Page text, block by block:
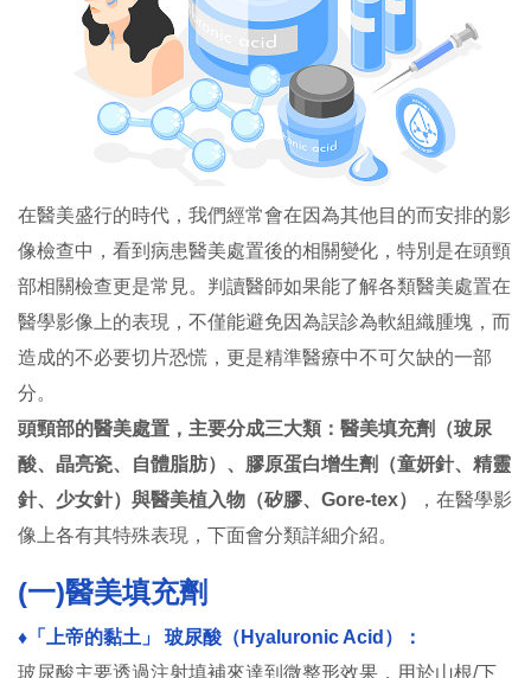
在醫美盛行的時代，我們經常會在因為其他目的而安排的影
像檢查中，看到病患醫美處置後的相關變化，特別是在頭頸
部相關檢查更是常見。判讀醫師如果能了解各類醫美處置在
醫學影像上的表現，不僅能避免因為誤診為軟組織腫塊，而
造成的不必要切片恐慌，更是精準醫療中不可欠缺的一部
分。
頭頸部的醫美處置，主要分成三大類：醫美填充劑（玻尿
酸、晶亮瓷、自體脂肪）、膠原蛋白增生劑（童妍針、精靈
針、少女針）與醫美植入物（矽膠、Gore-tex）
，在醫學影
像上各有其特殊表現，下面會分類詳細介紹。
(一)醫美填充劑
♦︎「上帝的黏土」 玻尿酸（Hyaluronic Acid）：
玻尿酸主要透過注射填補來達到微整形效果，用於山根/下